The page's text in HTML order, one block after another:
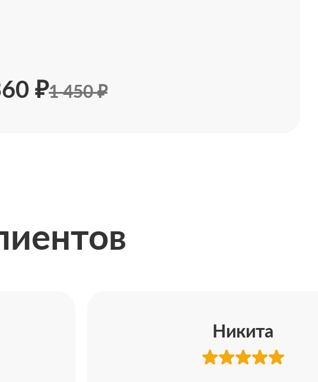
₽1 450 ₽
Никита